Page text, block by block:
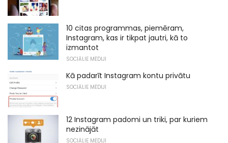
10 citas programmas, piemēram,
Instagram, kas ir tikpat jautri, kā to
izmantot
SOCIĀLIE MĒDIJI
Kā padarīt Instagram kontu privātu
SOCIĀLIE MĒDIJI
12 Instagram padomi un triki, par kuriem
nezinājāt
SOCIĀLIE MĒDIJI